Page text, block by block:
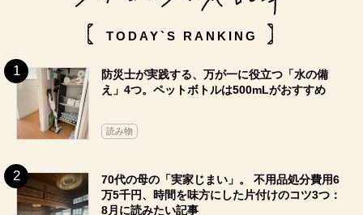
TODAY`S RANKING
防災士が実践する、万が一に役立つ「水の備
え」4つ。ペットボトルは500mLがおすすめ
読み物
70代の母の「実家じまい」。 不用品処分費用6
万5千円、時間を味方にした片付けのコツ3つ：
8月に読みたい記事